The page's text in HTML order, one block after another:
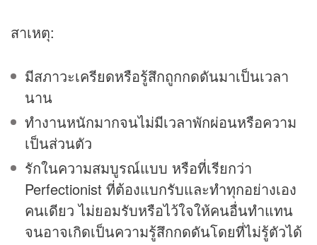
สาเหตุ:
มีสภาวะเครียดหรือรู้สึกถูกกดดันมาเป็นเวลา
นาน
ทำงานหนักมากจนไม่มีเวลาพักผ่อนหรือความ
เป็นส่วนตัว
รักในความสมบูรณ์แบบ หรือที่เรียกว่า
Perfectionist ที่ต้องแบกรับและทำทุกอย่างเอง
คนเดียว ไม่ยอมรับหรือไว้ใจให้คนอื่นทำแทน
จนอาจเกิดเป็นความรู้สึกกดดันโดยที่ไม่รู้ตัวได้